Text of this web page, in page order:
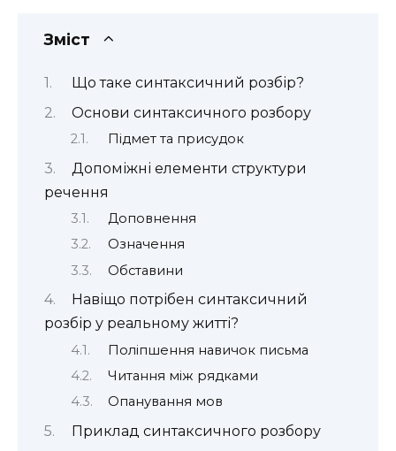
Зміст
Що таке синтаксичний розбір?
Основи синтаксичного розбору
Підмет та присудок
Допоміжні елементи структури
речення
Доповнення
Означення
Обставини
Навіщо потрібен синтаксичний
розбір у реальному житті?
Поліпшення навичок письма
Читання між рядками
Опанування мов
Приклад синтаксичного розбору